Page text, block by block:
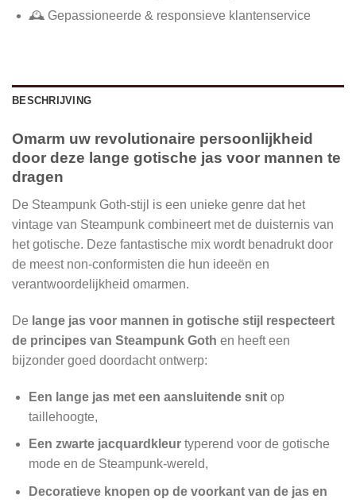
🕰️ Gepassioneerde & responsieve klantenservice
BESCHRIJVING
Omarm uw revolutionaire persoonlijkheid
door deze lange gotische jas voor mannen te
dragen
De Steampunk Goth-stijl is een unieke genre dat het
vintage van Steampunk combineert met de duisternis van
het gotische. Deze fantastische mix wordt benadrukt door
de meest non-conformisten die hun ideeën en
verantwoordelijkheid omarmen.
De lange jas voor mannen in gotische stijl respecteert
de principes van Steampunk Goth en heeft een
bijzonder goed doordacht ontwerp:
Een lange jas met een aansluitende snit op
taillehoogte,
Een zwarte jacquardkleurtyperend voor de gotische
mode en de Steampunk-wereld,
Decoratieve knopen op de voorkant van de jas en